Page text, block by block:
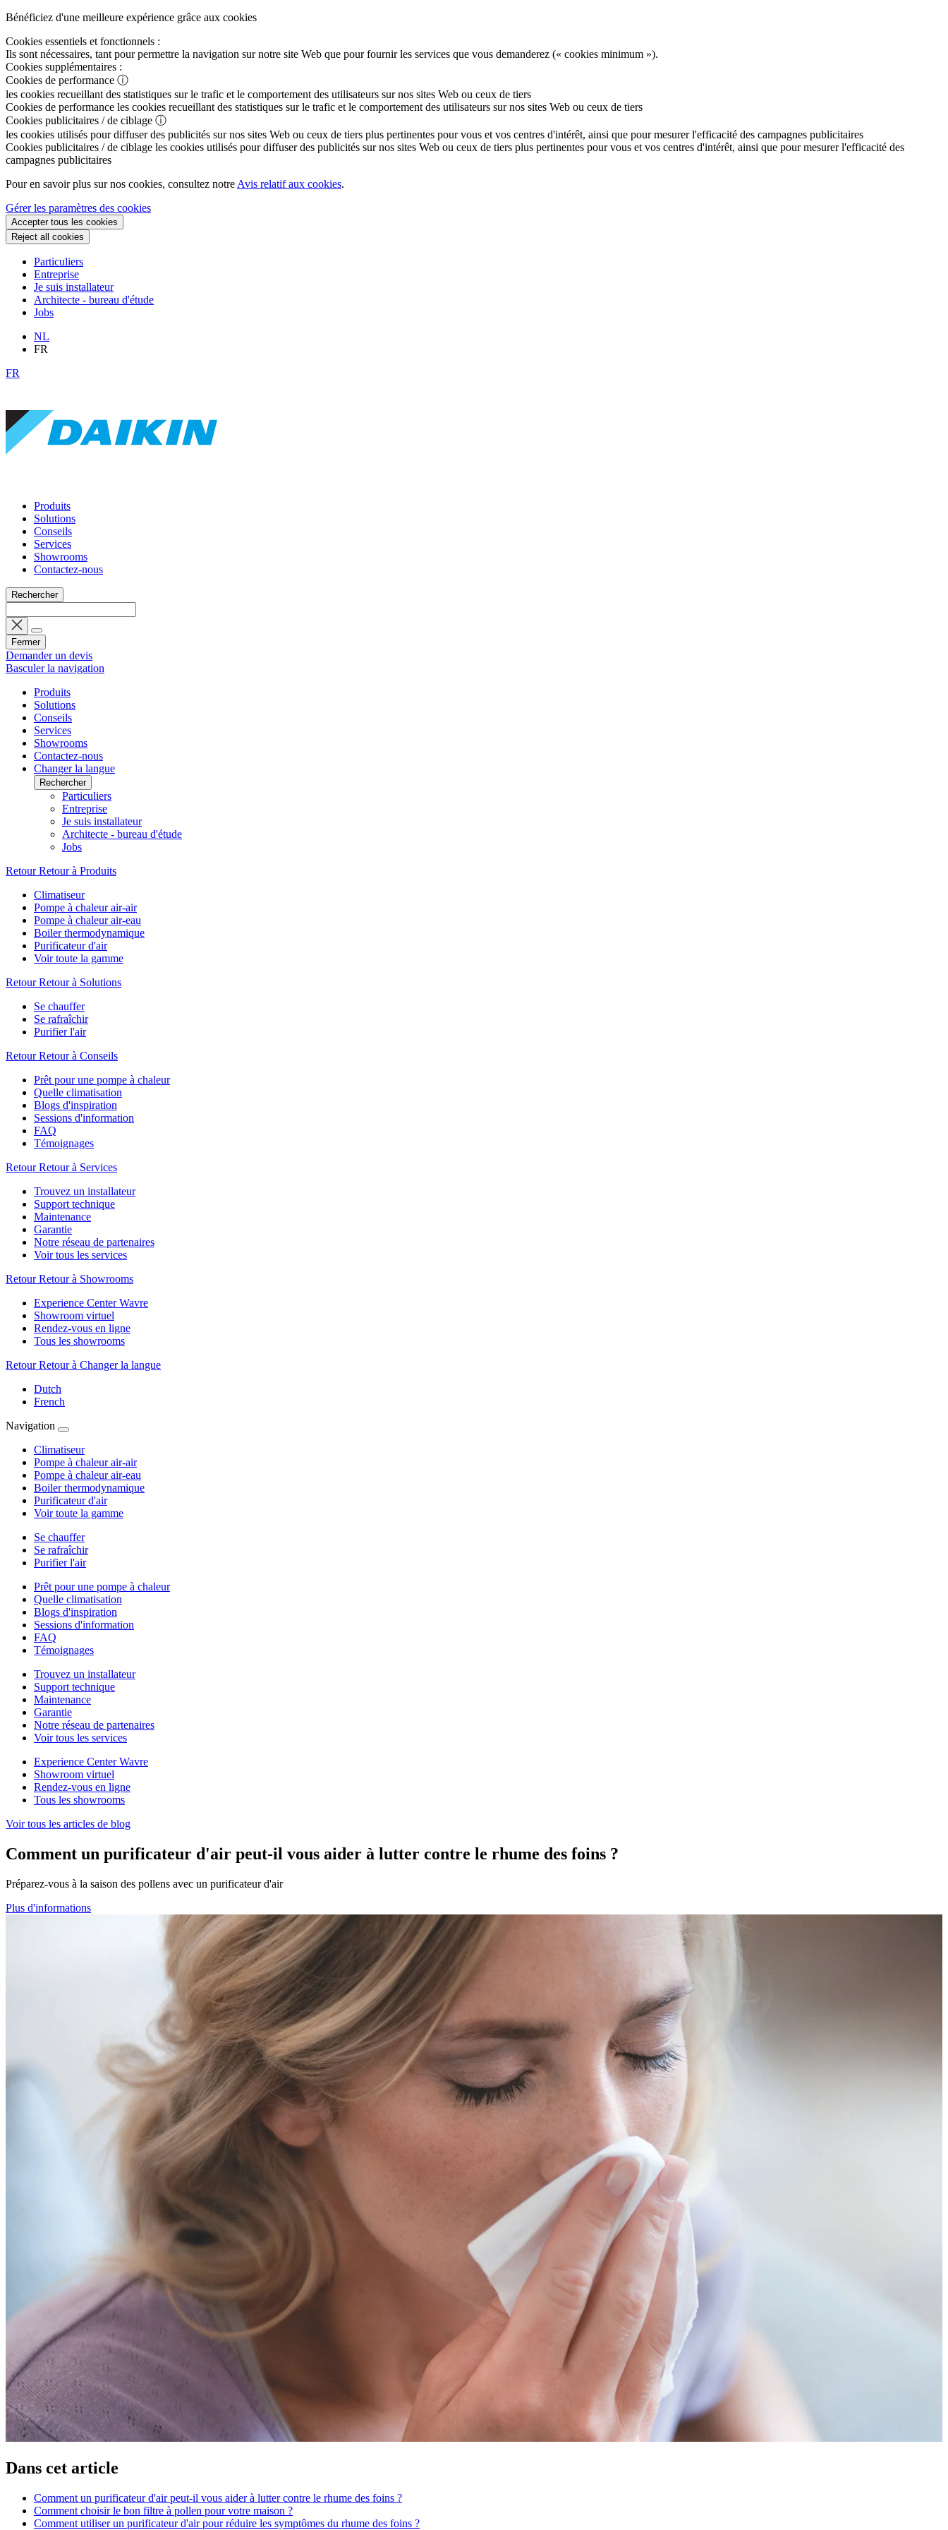
Bénéficiez d'une meilleure expérience grâce aux cookies
Cookies essentiels et fonctionnels :
Ils sont nécessaires, tant pour permettre la navigation sur notre site Web que pour fournir les services que vous demanderez (« cookies minimum »).
Cookies supplémentaires :
Cookies de performance ⓘ
les cookies recueillant des statistiques sur le trafic et le comportement des utilisateurs sur nos sites Web ou ceux de tiers
Cookies de performance les cookies recueillant des statistiques sur le trafic et le comportement des utilisateurs sur nos sites Web ou ceux de tiers
Cookies publicitaires / de ciblage ⓘ
les cookies utilisés pour diffuser des publicités sur nos sites Web ou ceux de tiers plus pertinentes pour vous et vos centres d'intérêt, ainsi que pour mesurer l'efficacité des campagnes publicitaires
Cookies publicitaires / de ciblage les cookies utilisés pour diffuser des publicités sur nos sites Web ou ceux de tiers plus pertinentes pour vous et vos centres d'intérêt, ainsi que pour mesurer l'efficacité des
campagnes publicitaires
Pour en savoir plus sur nos cookies, consultez notre Avis relatif aux cookies.
Gérer les paramètres des cookies
Accepter tous les cookies
Reject all cookies
Particuliers
Entreprise
Je suis installateur
Architecte - bureau d'étude
Jobs
NL
FR
FR
Produits
Solutions
Conseils
Services
Showrooms
Contactez-nous
Rechercher
Fermer
Demander un devis
Basculer la navigation
Produits
Solutions
Conseils
Services
Showrooms
Contactez-nous
Changer la langue
Rechercher
Particuliers
Entreprise
Je suis installateur
Architecte - bureau d'étude
Jobs
Retour Retour à Produits
Climatiseur
Pompe à chaleur air-air
Pompe à chaleur air-eau
Boiler thermodynamique
Purificateur d'air
Voir toute la gamme
Retour Retour à Solutions
Se chauffer
Se rafraîchir
Purifier l'air
Retour Retour à Conseils
Prêt pour une pompe à chaleur
Quelle climatisation
Blogs d'inspiration
Sessions d'information
FAQ
Témoignages
Retour Retour à Services
Trouvez un installateur
Support technique
Maintenance
Garantie
Notre réseau de partenaires
Voir tous les services
Retour Retour à Showrooms
Experience Center Wavre
Showroom virtuel
Rendez-vous en ligne
Tous les showrooms
Retour Retour à Changer la langue
Dutch
French
Navigation
Climatiseur
Pompe à chaleur air-air
Pompe à chaleur air-eau
Boiler thermodynamique
Purificateur d'air
Voir toute la gamme
Se chauffer
Se rafraîchir
Purifier l'air
Prêt pour une pompe à chaleur
Quelle climatisation
Blogs d'inspiration
Sessions d'information
FAQ
Témoignages
Trouvez un installateur
Support technique
Maintenance
Garantie
Notre réseau de partenaires
Voir tous les services
Experience Center Wavre
Showroom virtuel
Rendez-vous en ligne
Tous les showrooms
Voir tous les articles de blog
Comment un purificateur d'air peut-il vous aider à lutter contre le rhume des foins ?
Préparez-vous à la saison des pollens avec un purificateur d'air
Plus d'informations
Dans cet article
Comment un purificateur d'air peut-il vous aider à lutter contre le rhume des foins ?
Comment choisir le bon filtre à pollen pour votre maison ?
Comment utiliser un purificateur d'air pour réduire les symptômes du rhume des foins ?